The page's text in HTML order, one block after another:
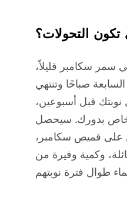
تكون التحولات؟
سمر سكامبر قليلاً،
صباحًا وتنتهي
قبل أسبوعين،
خاص بدورك. سيحصل
على قميص سكامبر،
وكمية وفيرة من